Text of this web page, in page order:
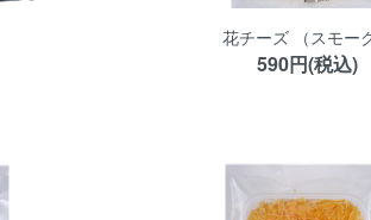
花チーズ （スモー
590円(税込)